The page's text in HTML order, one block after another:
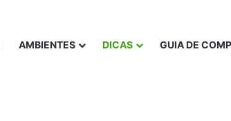
AMBIENTES DICAS GUIA DE